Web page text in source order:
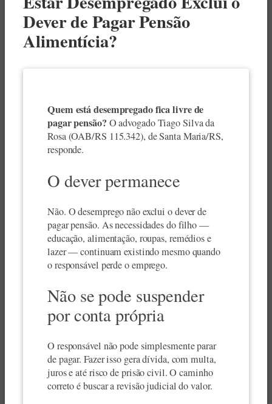
Dever de Pagar Pensão
Alimentícia?
Quem está desempregado fica livre de
pagar pensão?O advogado Tiago Silva da
Rosa (OAB/RS 115.342), de Santa Maria/RS,
responde.
O dever permanece
Não. O desemprego não exclui o dever de
pagar pensão. As necessidades do filho —
educação, alimentação, roupas, remédios e
lazer — continuam existindo mesmo quando
o responsável perde o emprego.
Não se pode suspender
por conta própria
O responsável não pode simplesmente parar
de pagar. Fazer isso gera dívida, com multa,
juros e até risco de prisão civil. O caminho
correto é buscar a revisão judicial do valor.